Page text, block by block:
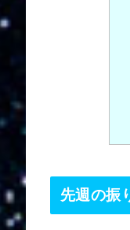
先週の振